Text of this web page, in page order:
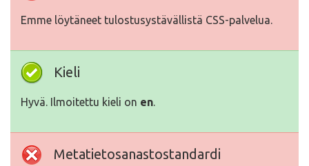
Emme löytäneet tulostusystävällistä CSS-palvelua.
Kieli
Hyvä. Ilmoitettu kieli on en.
Metatietosanastostandardi